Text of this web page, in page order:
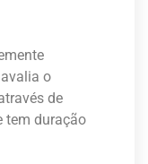
o
de
tem duração